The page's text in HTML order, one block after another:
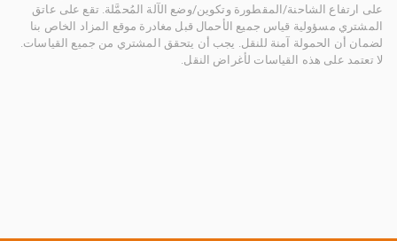
على ارتفاع الشاحنة/المقطورة وتكوين/وضع الآلة المُحمَّلة. تقع على عاتق
المشتري مسؤولية قياس جميع الأحمال قبل مغادرة موقع المزاد الخاص بنا
لضمان أن الحمولة آمنة للنقل. يجب أن يتحقق المشتري من جميع القياسات.
لا تعتمد على هذه القياسات لأغراض النقل.